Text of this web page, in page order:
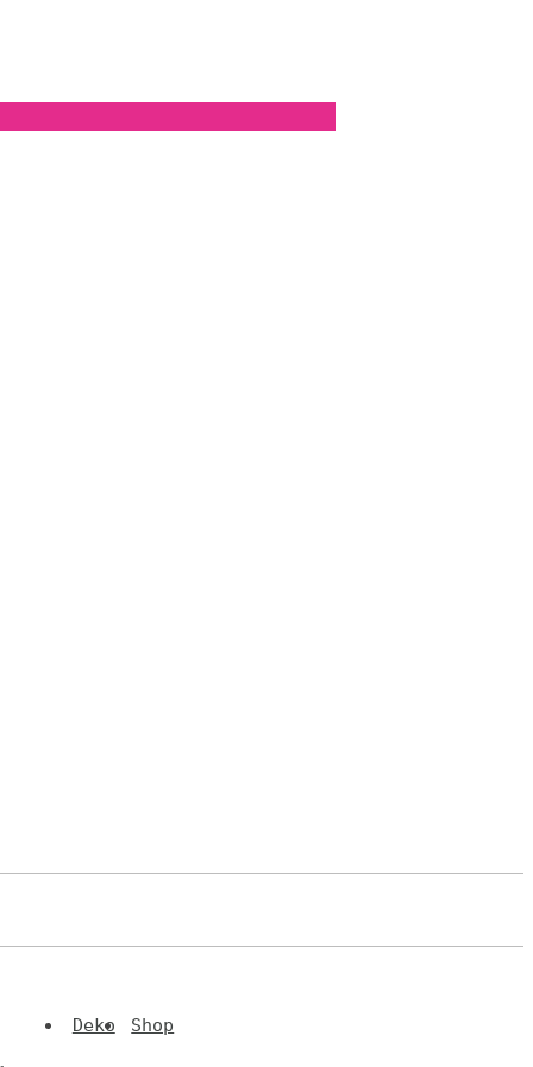
Deko Shop